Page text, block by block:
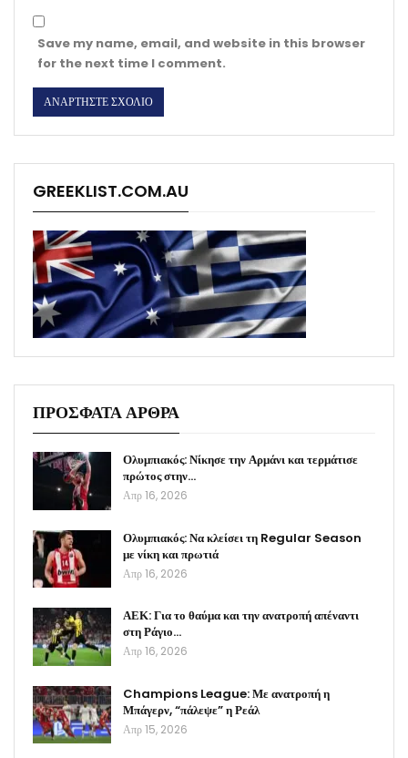
Save my name, email, and website in this browser
for the next time I comment.
GREEKLIST.COM.AU
ΠΡΟΣΦΑΤΑ ΑΡΘΡΑ
Ολυμπιακός: Νίκησε την Αρμάνι και τερμάτισε
πρώτος στην…
Απρ 16, 2026
Ολυμπιακός: Να κλείσει τη Regular Season
με νίκη και πρωτιά
Απρ 16, 2026
ΑΕΚ: Για το θαύμα και την ανατροπή απέναντι
στη Ράγιο…
Απρ 16, 2026
Champions League: Με ανατροπή η
Μπάγερν, “πάλεψε” η Ρεάλ
Απρ 15, 2026